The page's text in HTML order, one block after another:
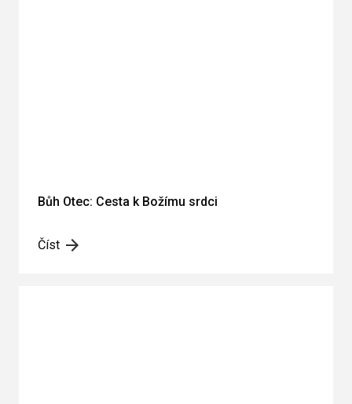
Bůh Otec: Cesta k Božímu srdci
Číst